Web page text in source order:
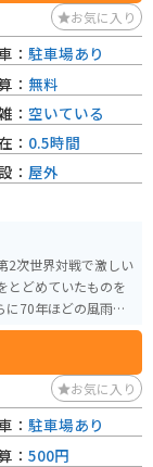
お気に入り
2次世界対戦で激しい
とどめていたものを
に70年ほどの風雨に
をあびています。
： 駐車場あり
： 無料
： 空いている
： 0.5時間
： 屋外
お気に入り
： 駐車場あり
： 500円